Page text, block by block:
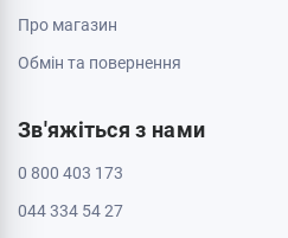
Пн - Нд: з 10:00 до 20:00
ТРЦ Депот, 2 поверх
Черкаси, 18005, бул. Шевченка, 195
Інформація